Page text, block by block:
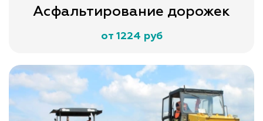
Асфальтирование дорожек
от 1224 руб